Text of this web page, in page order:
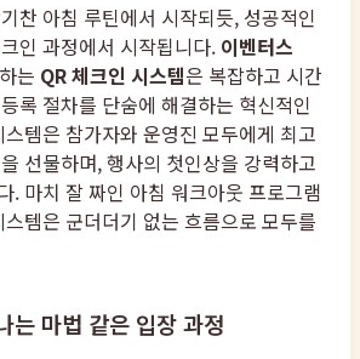
찬 아침 루틴에서 시작되듯, 성공적인
인 과정에서 시작됩니다. 이벤터스
는 QR 체크인 시스템은 복잡하고 시간
록 절차를 단숨에 해결하는 혁신적인
템은 참가자와 운영진 모두에게 최고
선물하며, 행사의 첫인상을 강력하고
. 마치 잘 짜인 아침 워크아웃 프로그램
템은 군더더기 없는 흐름으로 모두를
는 마법 같은 입장 과정